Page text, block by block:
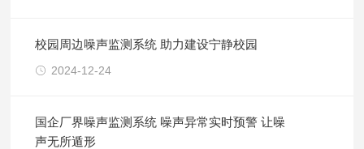
校园周边噪声监测系统 助力建设宁静校园
2024-12-24
国企厂界噪声监测系统 噪声异常实时预警 让噪
声无所遁形